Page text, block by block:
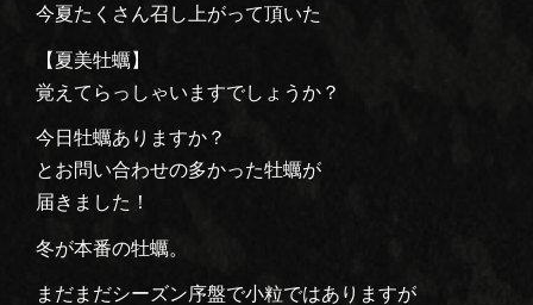
今夏たくさん召し上がって頂いた
【夏美牡蠣】
覚えてらっしゃいますでしょうか？
今日牡蠣ありますか？
とお問い合わせの多かった牡蠣が
届きました！
冬が本番の牡蠣。
まだまだシーズン序盤で小粒ではありますが